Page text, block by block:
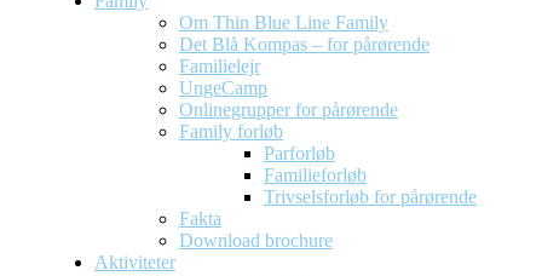
Om Thin Blue Line Family
Det Blå Kompas – for pårørende
Familielejr
UngeCamp
Onlinegrupper for pårørende
Family forløb
Parforløb
Familieforløb
Trivselsforløb for pårørende
Fakta
Download brochure
Aktiviteter